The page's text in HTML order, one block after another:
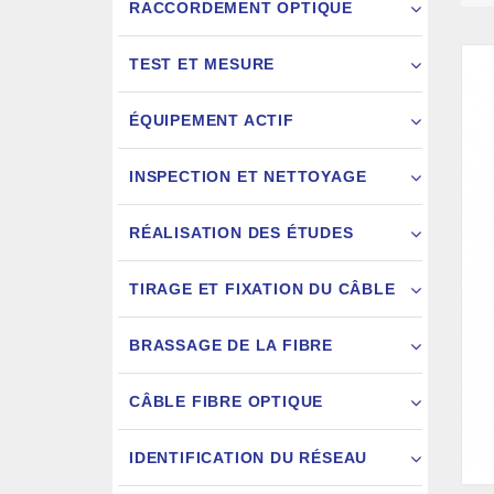
RACCORDEMENT OPTIQUE
TEST ET MESURE
ÉQUIPEMENT ACTIF
INSPECTION ET NETTOYAGE
RÉALISATION DES ÉTUDES
TIRAGE ET FIXATION DU CÂBLE
BRASSAGE DE LA FIBRE
CÂBLE FIBRE OPTIQUE
IDENTIFICATION DU RÉSEAU